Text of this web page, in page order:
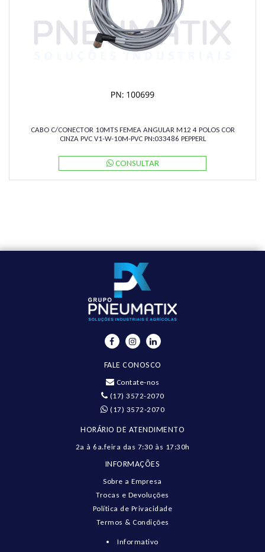
CABO C/CONECTOR 10MTS FEMEA ANGULAR M12 4 POLOS COR
CINZA PVC V1-W-10M-PVC PN:033486 PEPPERL
CONSULTAR
FALE CONOSCO
Contate-nos
(17) 3572-2070
(17) 3572-2070
HORÁRIO DE ATENDIMENTO
2a à 6a.feira das 7:30 às 17:30h
INFORMAÇÕES
Sobre a Empresa
Trocas e Devoluções
Política de Privacidade
Termos & Condições
Informativo